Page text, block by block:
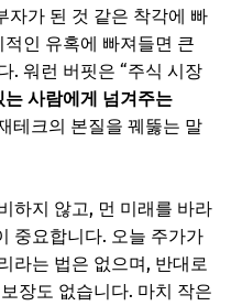
습관처럼 재테크하기
요
!' 지식에 투자하기
금지!' 리스크 관리 능력 키
자가 된 것 같은 착각에 빠
인 유혹에 빠져들면 큰
. 워런 버핏은 “주식 시장
사람에게 넘겨주는
테크의 본질을 꿰뚫는 말
하지 않고, 먼 미래를 바라
중요합니다. 오늘 주가가
라는 법은 없으며, 반대로
장도 없습니다. 마치 작은